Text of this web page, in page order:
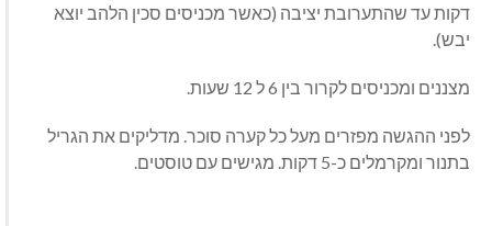
דקות עד שהתערובת יציבה (כאשר מכניסים סכין הלהב יוצא
יבש).
מצננים ומכניסים לקרור בין 6 ל 12 שעות.
לפני ההגשה מפזרים מעל כל קערה סוכר. מדליקים את הגריל
בתנור ומקרמלים כ-5 דקות. מגישים עם טוסטים.